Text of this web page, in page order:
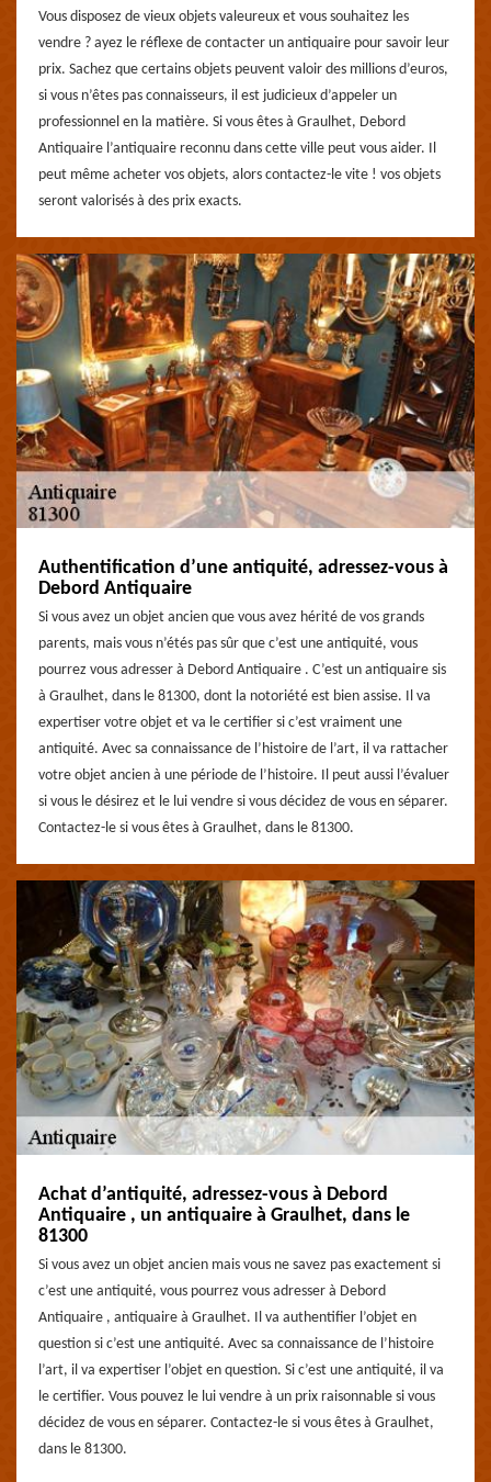
Vous disposez de vieux objets valeureux et vous souhaitez les
vendre ? ayez le réflexe de contacter un antiquaire pour savoir leur
prix. Sachez que certains objets peuvent valoir des millions d’euros,
si vous n’êtes pas connaisseurs, il est judicieux d’appeler un
professionnel en la matière. Si vous êtes à Graulhet, Debord
Antiquaire l’antiquaire reconnu dans cette ville peut vous aider. Il
peut même acheter vos objets, alors contactez-le vite ! vos objets
seront valorisés à des prix exacts.
Authentification d’une antiquité, adressez-vous à
Debord Antiquaire
Si vous avez un objet ancien que vous avez hérité de vos grands
parents, mais vous n’étés pas sûr que c’est une antiquité, vous
pourrez vous adresser à Debord Antiquaire . C’est un antiquaire sis
à Graulhet, dans le 81300, dont la notoriété est bien assise. Il va
expertiser votre objet et va le certifier si c’est vraiment une
antiquité. Avec sa connaissance de l’histoire de l’art, il va rattacher
votre objet ancien à une période de l’histoire. Il peut aussi l’évaluer
si vous le désirez et le lui vendre si vous décidez de vous en séparer.
Contactez-le si vous êtes à Graulhet, dans le 81300.
Achat d’antiquité, adressez-vous à Debord
Antiquaire , un antiquaire à Graulhet, dans le
81300
Si vous avez un objet ancien mais vous ne savez pas exactement si
c’est une antiquité, vous pourrez vous adresser à Debord
Antiquaire , antiquaire à Graulhet. Il va authentifier l’objet en
question si c’est une antiquité. Avec sa connaissance de l’histoire
l’art, il va expertiser l’objet en question. Si c’est une antiquité, il va
le certifier. Vous pouvez le lui vendre à un prix raisonnable si vous
décidez de vous en séparer. Contactez-le si vous êtes à Graulhet,
dans le 81300.